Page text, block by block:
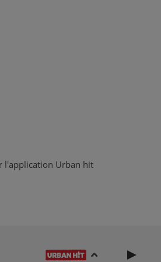
l'application Urban hit